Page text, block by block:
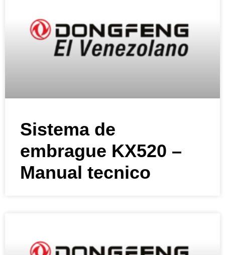
Sistema de
embrague KX520 –
Manual tecnico